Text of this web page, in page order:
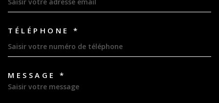
TÉLÉPHONE *
MESSAGE *